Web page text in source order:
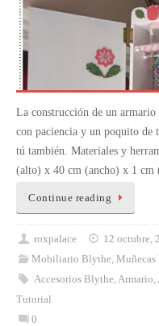
La construcción de un armario
con paciencia y un poquito de
tú también. Materiales y
(alto) x 40 cm (ancho) x 1 cm
Continue reading
roxpalace
12 octubre,
Mobiliario Blythe,
Accesorios Blythe,Armario,
Tutorial
0